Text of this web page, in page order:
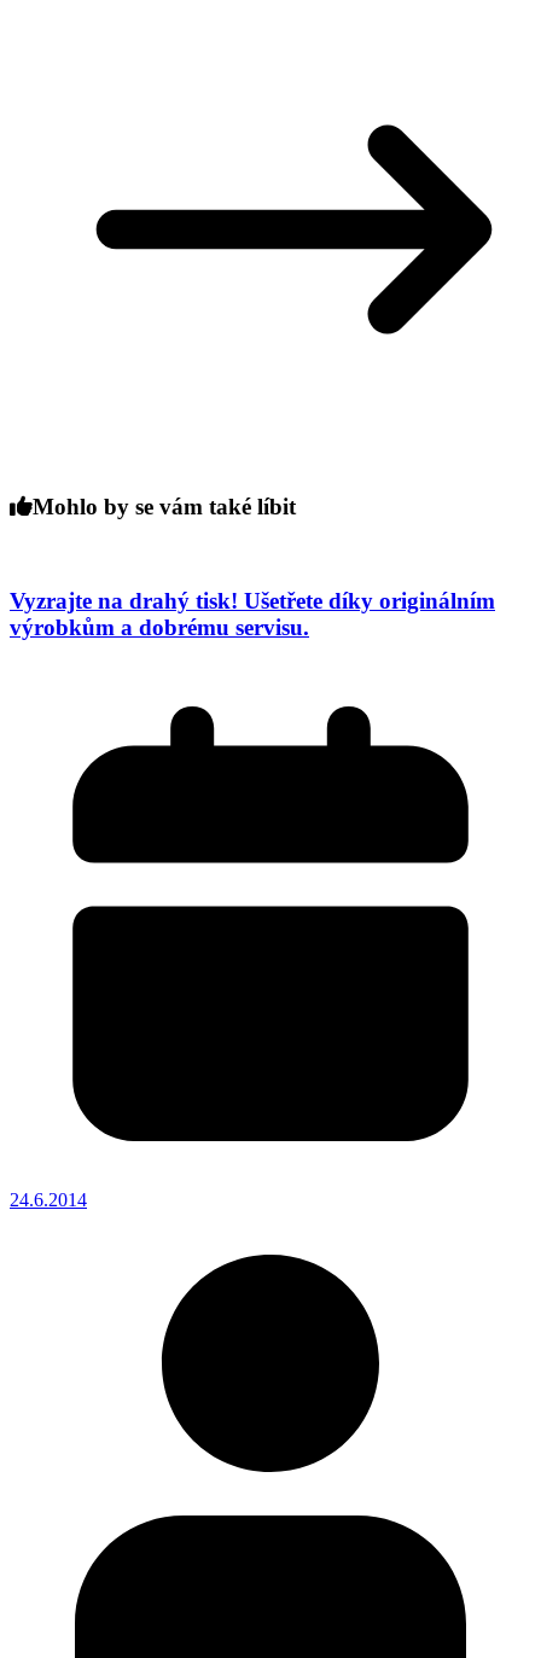
Mohlo by se vám také líbit
Vyzrajte na drahý tisk! Ušetřete díky originálním
výrobkům a dobrému servisu.
24.6.2014